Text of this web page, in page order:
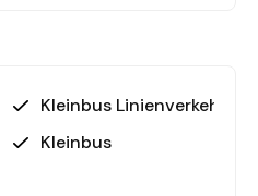
Kleinbus Linienverkehr
Kleinbus